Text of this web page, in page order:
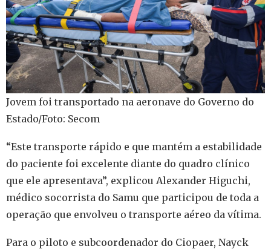
Jovem foi transportado na aeronave do Governo do
Estado/Foto: Secom
“Este transporte rápido e que mantém a estabilidade
do paciente foi excelente diante do quadro clínico
que ele apresentava”, explicou Alexander Higuchi,
médico socorrista do Samu que participou de toda a
operação que envolveu o transporte aéreo da vítima.
Para o piloto e subcoordenador do Ciopaer, Nayck